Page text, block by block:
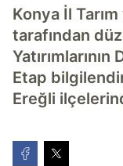
Konya İl
tarafından
Etap
Ereğli